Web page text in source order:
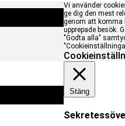
Vi använder
ge dig den mest
genom att komma
upprepade besök.
"Godta alla"
Stäng